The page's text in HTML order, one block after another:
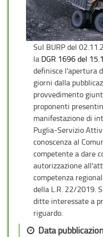
Sul BURP del
la DGR 1696 del
definisce l'apertura
giorni dalla
provvedimento
proponenti
manifestazione di
Puglia-Servizio
conoscenza al
competente a dare
autorizzazione
competenza
della L.R. 22/2019.
ditte interessate a
riguardo.
Data